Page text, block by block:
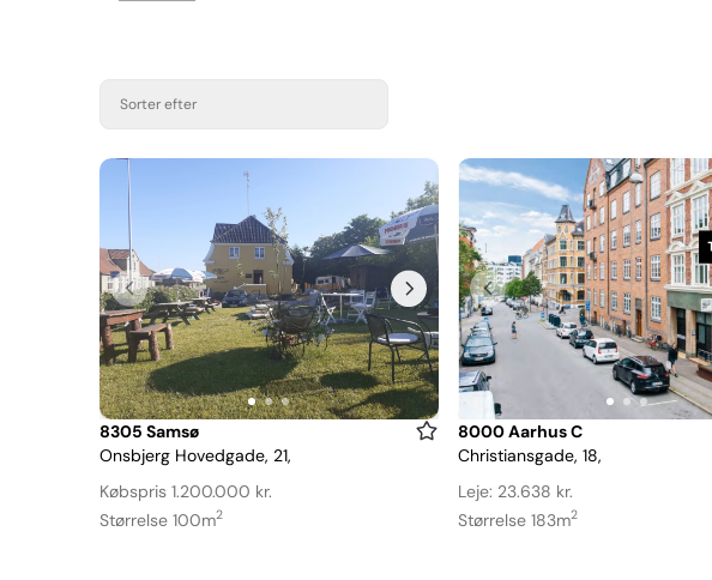
Sorter efter
Item
1
of
3
8305 Samsø
Onsbjerg Hovedgade, 21,
Købspris 1.200.000 kr.
Størrelse 100m2
Item
1
of
3
8000 Aarhus C
Christiansgade, 18,
Leje: 23.638 kr.
Størrelse 183m2